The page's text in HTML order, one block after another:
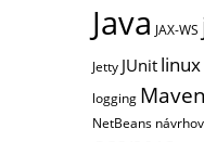
Java JAX-WS
Jetty JUnit linux
logging Maven
NetBeans